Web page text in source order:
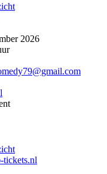
2026
tickets.nl